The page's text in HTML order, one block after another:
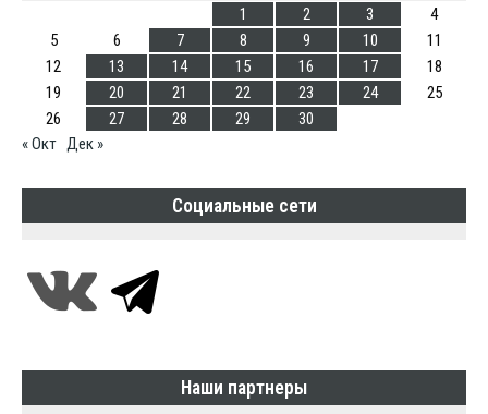
1
2 3
4
5
6 7 8 9 10
11
12
13 14 15 16 17
18
19
20 21 22 23 24
25
26
27 28 29
30
« Окт Дек »
Социальные сети
Наши партнеры